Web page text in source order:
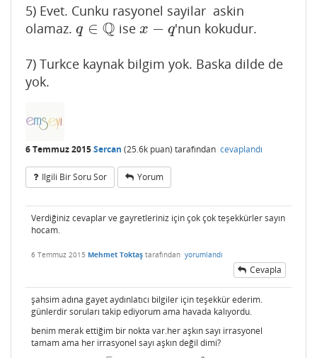
5) Evet. Cunku rasyonel sayilar askin
olamaz. q ∈ Q
q ∈Q ise x − q
x− q 'nun kokudur.
7) Turkce kaynak bilgim yok. Baska dilde de
yok.
6 Temmuz 2015Sercan (25.6k puan) tarafından cevaplandı
Ilgili Bir Soru Sor Yorum
Verdiğiniz cevaplar ve gayretleriniz için çok çok teşekkürler sayın
hocam.
6 Temmuz 2015 Mehmet Toktaş tarafından yorumlandı
Cevapla
şahsim adına gayet aydınlatıcı bilgiler için teşekkür ederim.
günlerdir soruları takip ediyorum ama havada kalıyordu.
benim merak ettiğim bir nokta var.her aşkın sayı irrasyonel
tamam ama her irrasyonel sayı aşkın değil dimi?